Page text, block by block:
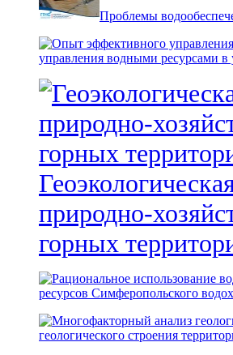
Проблемы
управления водными ресурсами
природно-
горных
ресурсов Симферопольского
геологического строения